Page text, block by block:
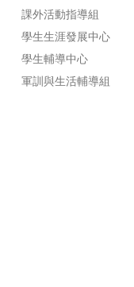
課外活動指導組
學生生涯發展中心
學生輔導中心
軍訓與生活輔導組